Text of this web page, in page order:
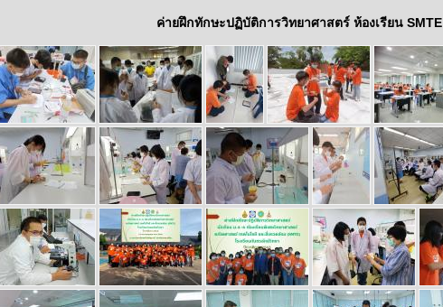
ค่ายฝึกทักษะปฏิบัติการวิทยาศาสตร์ ห้องเรียน SMTE